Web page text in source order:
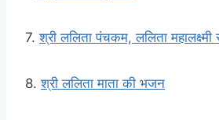
7.श्री ललिता पंचकम, ललिता महालक्ष्मी
8.श्री ललिता माता की भजन